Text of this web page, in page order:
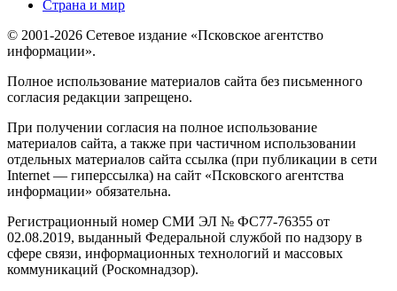
Страна и мир
© 2001-2026 Сетевое издание «Псковское агентство
информации».
Полное использование материалов сайта без письменного
согласия редакции запрещено.
При получении согласия на полное использование
материалов сайта, а также при частичном использовании
отдельных материалов сайта ссылка (при публикации в сети
Internet — гиперссылка) на сайт «Псковского агентства
информации» обязательна.
Регистрационный номер СМИ ЭЛ № ФС77-76355 от
02.08.2019, выданный Федеральной службой по надзору в
сфере связи, информационных технологий и массовых
коммуникаций (Роскомнадзор).